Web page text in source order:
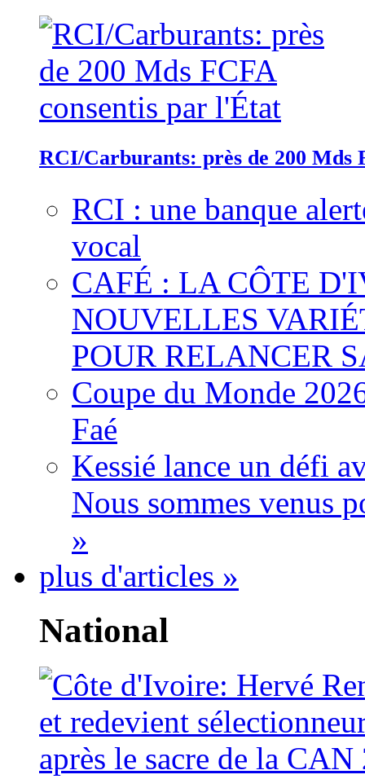
RCI/Carburants: près de 200 Mds
RCI : une banque
vocal
CAFÉ : LA CÔTE
NOUVELLES
POUR RELANCER
Coupe du Monde
Faé
Kessié lance un défi
Nous sommes venus
»
plus d'articles »
National